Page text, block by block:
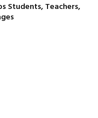
Students, Teachers,